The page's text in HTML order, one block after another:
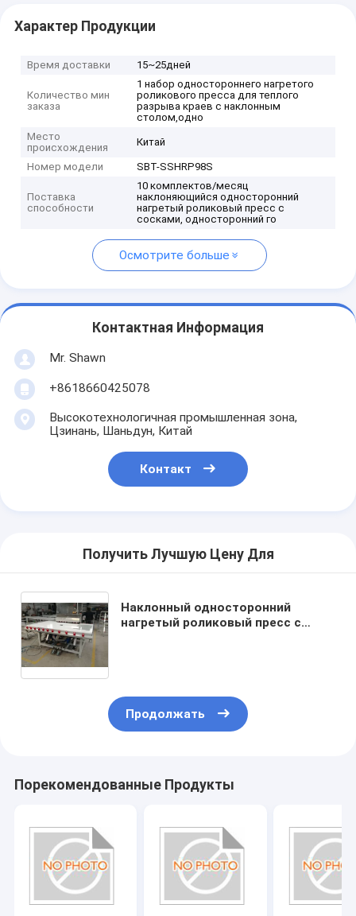
Характер Продукции
Время доставки 15~25дней
Количество мин
заказа
1 набор одностороннего нагретого
роликового пресса для теплого
разрыва краев с наклонным
столом,одно
Место
происхождения
Китай
Номер модели SBT-SSHRP98S
Поставка
способности
10 комплектов/месяц
наклоняющийся односторонний
нагретый роликовый пресс с
сосками, односторонний го
Осмотрите больше
Контактная Информация
Mr. Shawn
+8618660425078
Высокотехнологичная промышленная зона,
Цзинань, Шаньдун, Китай
Контакт
Получить Лучшую Цену Для
Наклонный односторонний
нагретый роликовый пресс с
Продолжать
Порекомендованные Продукты